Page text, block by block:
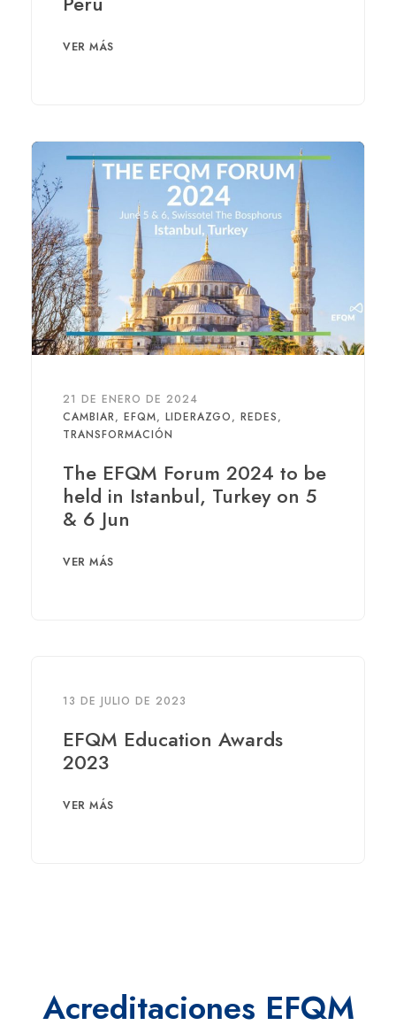
VER MÁS
21 DE ENERO DE 2024
CAMBIAR, EFQM, LIDERAZGO, REDES,
TRANSFORMACIÓN
The EFQM Forum 2024 to be
held in Istanbul, Turkey on 5
& 6 Jun
VER MÁS
13 DE JULIO DE 2023
EFQM Education Awards
2023
VER MÁS
Acreditaciones EFQM